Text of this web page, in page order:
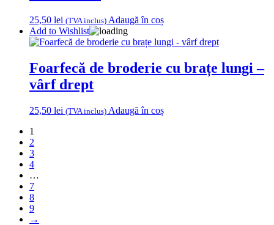
25,50 lei (TVA inclus) Adaugă în coș
Add to Wishlist
Foarfecă de broderie cu brațe lungi –
vârf drept
25,50 lei (TVA inclus) Adaugă în coș
1
2
3
4
…
7
8
9
→